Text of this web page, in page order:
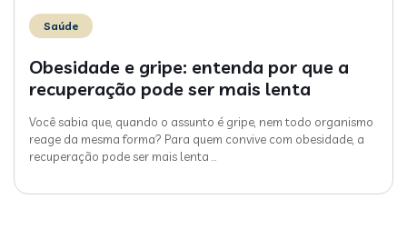
Saúde
Obesidade e gripe: entenda por que a
recuperação pode ser mais lenta
Você sabia que, quando o assunto é gripe, nem todo organismo
reage da mesma forma? Para quem convive com obesidade, a
recuperação pode ser mais lenta …